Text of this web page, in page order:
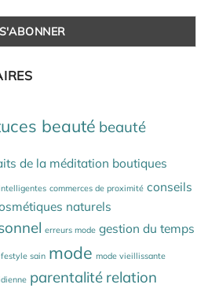
beauté beauté
de la méditation boutiques
commerces de proximité conseils
naturels
erreurs mode gestion du temps
sain mode mode vieillissante
parentalité relation